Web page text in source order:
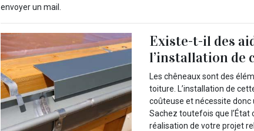
envoyer un mail.
Existe-t-il des
l’installation de
Les chêneaux sont des
toiture. L’installation de
coûteuse et nécessite donc
Sachez toutefois que
réalisation de votre projet